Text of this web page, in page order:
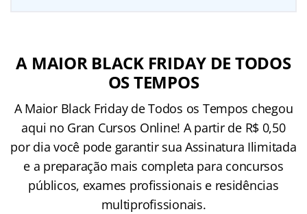
A MAIOR BLACK FRIDAY DE TODOS
OS TEMPOS
A Maior Black Friday de Todos os Tempos chegou
aqui no Gran Cursos Online! A partir de R$ 0,50
por dia você pode garantir sua Assinatura Ilimitada
e a preparação mais completa para concursos
públicos, exames profissionais e residências
multiprofissionais.